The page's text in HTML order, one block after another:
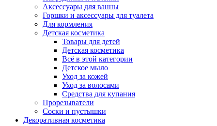
Аксессуары для ванны
Горшки и аксессуары для туалета
Для кормления
Детская косметика
Товары для детей
Детская косметика
Всё в этой категории
Детское мыло
Уход за кожей
Уход за волосами
Средства для купания
Прорезыватели
Соски и пустышки
Декоративная косметика